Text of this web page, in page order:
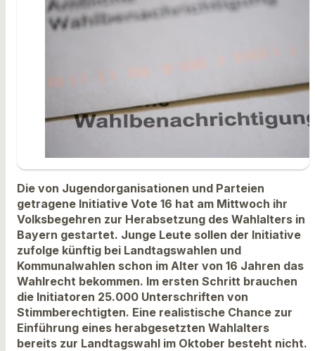
Die von Jugendorganisationen und Parteien
getragene Initiative Vote 16 hat am Mittwoch ihr
Volksbegehren zur Herabsetzung des Wahlalters in
Bayern gestartet. Junge Leute sollen der Initiative
zufolge künftig bei Landtagswahlen und
Kommunalwahlen schon im Alter von 16 Jahren das
Wahlrecht bekommen. Im ersten Schritt brauchen
die Initiatoren 25.000 Unterschriften von
Stimmberechtigten. Eine realistische Chance zur
Einführung eines herabgesetzten Wahlalters
bereits zur Landtagswahl im Oktober besteht nicht.